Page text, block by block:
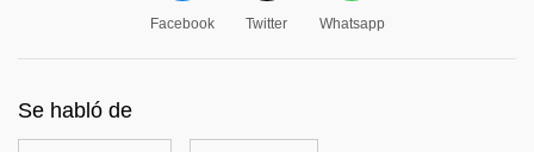
Facebook Twitter Whatsapp
Se habló de